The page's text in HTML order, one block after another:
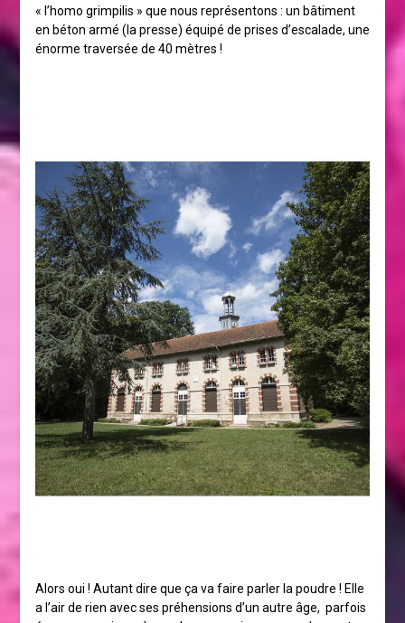
« l’homo grimpilis » que nous représentons : un bâtiment
en béton armé (la presse) équipé de prises d’escalade, une
énorme traversée de 40 mètres !
Alors oui ! Autant dire que ça va faire parler la poudre ! Elle
a l’air de rien avec ses préhensions d’un autre âge, parfois